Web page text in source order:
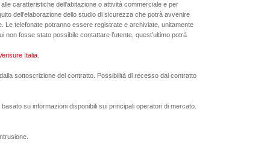
caratteristiche dell’abitazione o attività commerciale e per
dell'elaborazione dello studio di sicurezza che potrà avvenire
Le telefonate potranno essere registrate e archiviate, unitamente
fosse stato possibile contattare l’utente, quest’ultimo potrà
Italia
sottoscrizione del contratto. Possibilità di recesso dal contratto
su informazioni disponibili sui principali operatori di mercato.